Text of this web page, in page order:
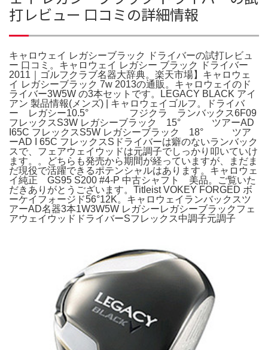
打レビュー 口コミの詳細情報
キャロウェイ レガシーブラック ドライバーの試打レビュ
ー 口コミ。キャロウェイ レガシー ブラック ドライバー
2011｜ゴルフクラブ名器大辞典。楽天市場】キャロウェ
イ レガシーブラック 7w 2013の通販。キャロウェイのド
ライバー3W5W の3本セットです。LEGACY BLACK アイ
アン 製品情報(メンズ) | キャロウェイゴルフ。ドライバ
ー レガシー10.5° フジクラ ランバックス6F09
フレックスS3W レガシーブラック 15° ツアーAD
I65C フレックスS5W レガシーブラック 18° ツア
ーAD I 65C フレックスSドライバーは癖のないランバック
スで、フェアウェイウッドは元調子でしっかり叩いていけ
ます。。どちらも発売から期間が経っていますが、まだま
だ現役で活躍できるポテンシャルはあります。キャロウェ
イ純正 GS95 S200 #4-P 中古シャフト 美品。ご覧いた
だきありがとうございます。Titleist VOKEY FORGED ボ
ーケイフォージド56°12K。キャロウェイランバックスツ
アーAD名器3本1W3W5W レガシーレガシーブラックフェ
アウェイウッドドライバーSフレックス中調子元調子